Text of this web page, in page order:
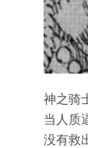
神之骑
当人质
没有救